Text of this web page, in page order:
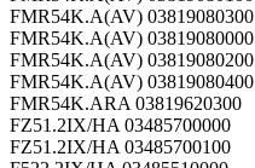
FMR54K.A(AV) 03819080300
FMR54K.A(AV) 03819080000
FMR54K.A(AV) 03819080200
FMR54K.A(AV) 03819080400
FMR54K.ARA 03819620300
FZ51.2IX/HA 03485700000
FZ51.2IX/HA 03485700100